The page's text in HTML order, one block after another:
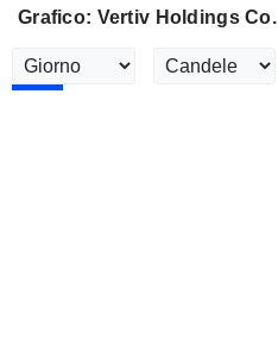
Grafico: Vertiv Holdings Co.